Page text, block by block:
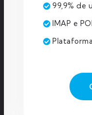
99,9% de
IMAP e